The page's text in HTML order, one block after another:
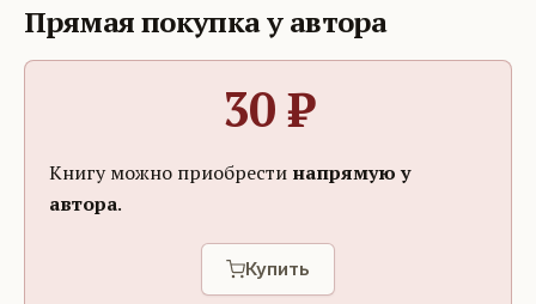
Прямая покупка у автора
30₽
Книгу можно приобрести напрямую у
автора.
Купить